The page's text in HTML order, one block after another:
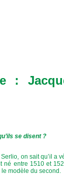
:
se disent ?
on sait qu’il a
entre 1510 et
modèle du second.